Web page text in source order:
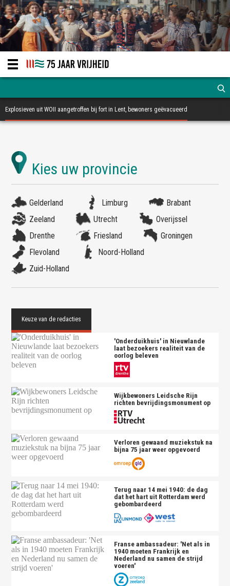
Explosieven uit WOII aangetroffen bij fort in Lent, bewoners geëvacueerd
Gelderland Limburg
Brabant
Zeeland
Utrecht
Overijssel
Drenthe
Friesland
Groningen
Flevoland
Noord-Holland
Zuid-Holland
'Onderduikhuis' in Nieuwlande
laat bezoekers realiteit van de
oorlog beleven
Wijkbewoners Leidsche Rijn
richten bevrijdingsmonument op
Verloren gewaand muziekstuk na
bijna 75 jaar weer opgevoerd
Terug naar 14 mei 1940: de dag
dat het hart uit Rotterdam werd
gebombardeerd
Franse ambassadeur: 'Net als in
1940 moeten Frankrijk en
Nederland nu samen de strijd
voeren'